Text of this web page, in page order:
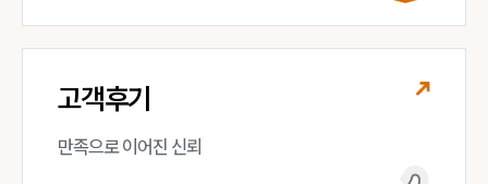
고객후기
만족으로 이어진 신뢰